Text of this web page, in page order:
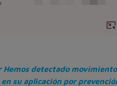
Hemos detectado
su aplicación por